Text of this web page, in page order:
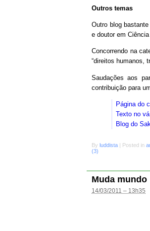
Outros temas
Outro blog
e doutor em
Concorrendo na
“direitos humanos,
Saudações aos
contribuição para
Página do
Texto no
Blog do
By luddista Posted in
(3)
Muda mundo
14/03/2011 – 13h35